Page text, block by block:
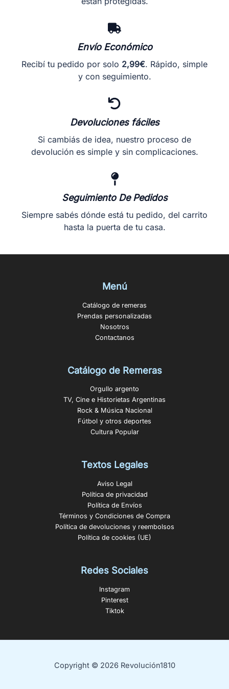
producto
Envío Económico
Recibí tu pedido por solo 2,99€. Rápido, simple
y con seguimiento.
Devoluciones fáciles
Si cambiás de idea, nuestro proceso de
devolución es simple y sin complicaciones.
Seguimiento De Pedidos
Siempre sabés dónde está tu pedido, del carrito
hasta la puerta de tu casa.
Menú
Catálogo de remeras
Prendas personalizadas
Nosotros
Contactanos
Catálogo de Remeras
Orgullo argento
TV, Cine e Historietas Argentinas
Rock & Música Nacional
Fútbol y otros deportes
Cultura Popular
Textos Legales
Aviso Legal
Política de privacidad
Política de Envíos
Términos y Condiciones de Compra
Política de devoluciones y reembolsos
Política de cookies (UE)
Redes Sociales
Instagram
Pinterest
Tiktok
Copyright © 2026 Revolución1810